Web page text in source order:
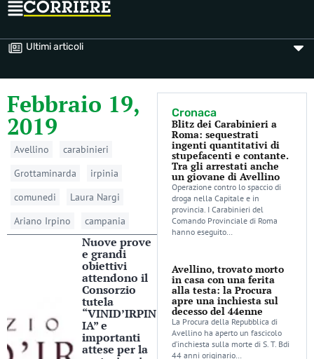
Ultimi articoli
Febbraio 19,
2019
Avellino
carabinieri
Grottaminarda
irpinia
comunedi
Laura Nargi
Ariano Irpino
campania
Nuove prove
e grandi
obiettivi
attendono il
Consorzio
tutela
“VINID’IRPIN
IA” e
importanti
attese per la
Cronaca
Blitz dei Carabinieri a
Roma: sequestrati
ingenti quantitativi di
stupefacenti e contante.
Tra gli arrestati anche
un giovane di Avellino
Operazione contro lo spaccio di
droga nella Capitale e in
provincia. I Carabinieri del
Comando Provinciale di Roma
hanno eseguito…
Avellino, trovato morto
in casa con una ferita
alla testa: la Procura
apre una inchiesta sul
decesso del 44enne
La Procura della Repubblica di
Avellino ha aperto un fascicolo
d’inchiesta sulla morte di S. T. Bdi
44 anni originario…